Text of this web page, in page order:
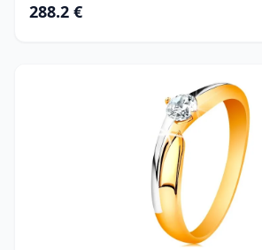
288.2 €